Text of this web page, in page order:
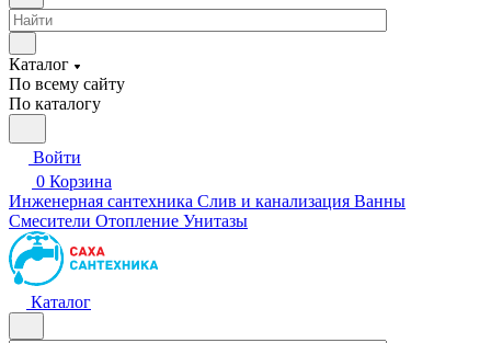
Каталог
По всему сайту
По каталогу
Войти
0 Корзина
Инженерная сантехника Слив и канализация Ванны
Смесители Отопление Унитазы
Каталог